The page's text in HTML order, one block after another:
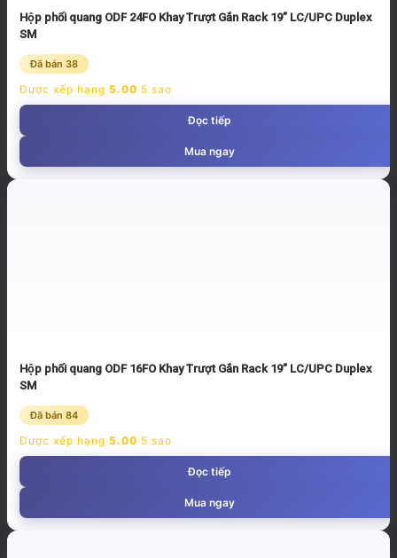
Hộp phối quang ODF 24FO Khay Trượt Gắn Rack 19” LC/UPC Duplex
SM
Đã bán 38
Được xếp hạng 5.00 5 sao
Đọc tiếp
Mua ngay
Hộp phối quang ODF 16FO Khay Trượt Gắn Rack 19” LC/UPC Duplex
SM
Đã bán 84
Được xếp hạng 5.00 5 sao
Đọc tiếp
Mua ngay